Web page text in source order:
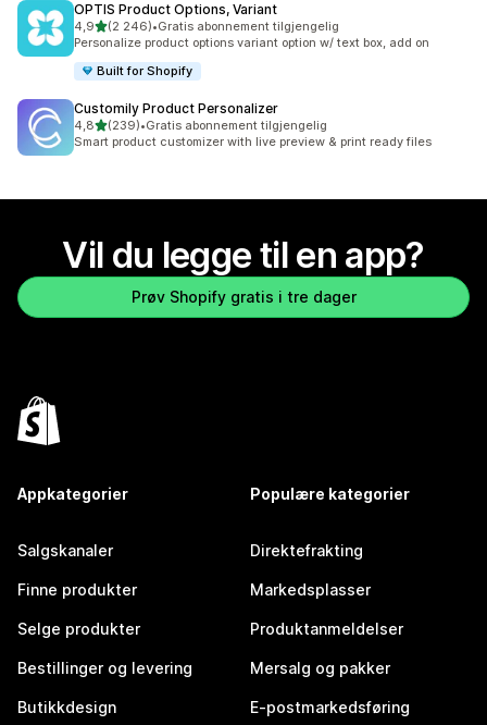
OPTIS Product Options, Variant
4,9av 5 stjerner
(2 246)
Totalt 2246 omtaler
•Gratis abonnement tilgjengelig
Personalize product options variant option w/ text box, add on
Built for Shopify
Customily Product Personalizer
4,8av 5 stjerner
(239)
Totalt 239 omtaler
•Gratis abonnement tilgjengelig
Smart product customizer with live preview & print ready files
Vil du legge til en app?
Prøv Shopify gratis i tre dager
Appkategorier
Salgskanaler
Finne produkter
Selge produkter
Bestillinger og levering
Butikkdesign
Populære kategorier
Direktefrakting
Markedsplasser
Produktanmeldelser
Mersalg og pakker
E-postmarkedsføring